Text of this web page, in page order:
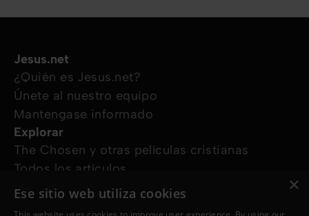
Jesus.net
¿Quién es Jesus.net?
Únete al nuestro equipo
Mantengase informado
Explorar
The Chosen y otras películas cristianas
Todos los artículos
Cursos online
×
Ese sitio web utiliza cookies